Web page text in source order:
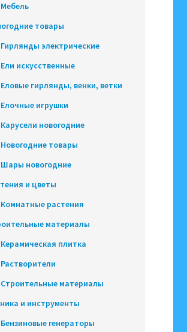
Мебель
товары
Гирлянды электрические
Ели искусственные
Еловые гирлянды, венки, ветки
Елочные игрушки
Карусели новогодние
Новогодние товары
Шары новогодние
и цветы
Комнатные растения
материалы
Керамическая плитка
Растворители
Строительные материалы
и инструменты
Бензиновые генераторы